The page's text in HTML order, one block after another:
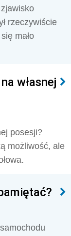
rzeczywiście
mało
własnej
posesji?
możliwość, ale